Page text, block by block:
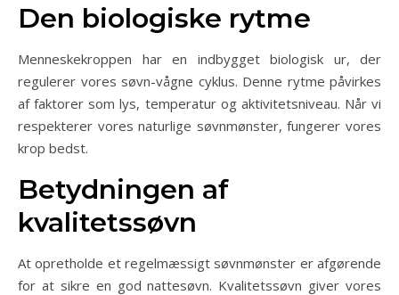
Den biologiske rytme
Menneskekroppen har en indbygget biologisk ur, der
regulerer vores søvn-vågne cyklus. Denne rytme påvirkes
af faktorer som lys, temperatur og aktivitetsniveau. Når vi
respekterer vores naturlige søvnmønster, fungerer vores
krop bedst.
Betydningen af
kvalitetssøvn
At opretholde et regelmæssigt søvnmønster er afgørende
for at sikre en god nattesøvn. Kvalitetssøvn giver vores